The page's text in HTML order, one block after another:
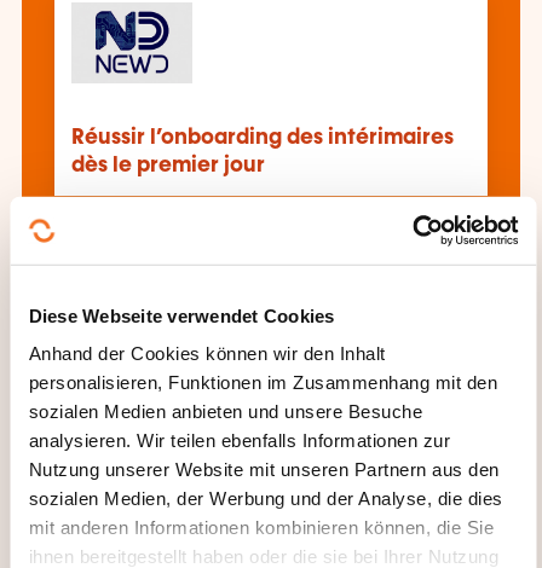
Diese Webseite verwendet Cookies
Anhand der Cookies können wir den Inhalt
personalisieren, Funktionen im Zusammenhang mit den
sozialen Medien anbieten und unsere Besuche
analysieren. Wir teilen ebenfalls Informationen zur
Nutzung unserer Website mit unseren Partnern aus den
sozialen Medien, der Werbung und der Analyse, die dies
mit anderen Informationen kombinieren können, die Sie
ihnen bereitgestellt haben oder die sie bei Ihrer Nutzung
Réussir l’onboarding des intérimaires
dès le premier jour
Diese anderen Weiterbildungen könnten Sie
auch interessieren:
Abteilungsentwicklung
Arbeitsvertrag
Arbeitszeitgestaltung
Betriebswahlen
Beurteilungsgesprächsführung
Bewerbungsgesprächsführung
Entlassung
Entlohnungssystem
Entsendung